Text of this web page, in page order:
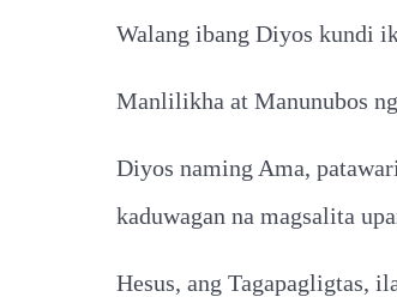
Walang ibang Diyos kundi
Manlilikha at Manunubos
Diyos naming Ama,
kaduwagan na magsalita
Hesus, ang Tagapagligtas,